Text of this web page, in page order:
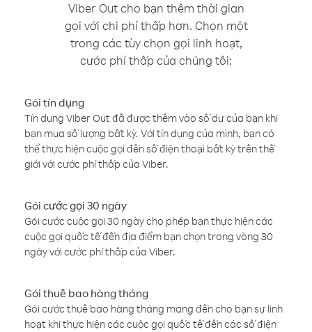
Viber Out cho bạn thêm thời gian
gọi với chi phí thấp hơn. Chọn một
trong các tùy chọn gọi linh hoạt,
cước phí thấp của chúng tôi:
Gói tín dụng
Tín dụng Viber Out đã được thêm vào số dư của bạn khi
bạn mua số lượng bất kỳ. Với tín dụng của mình, bạn có
thể thực hiện cuộc gọi đến số điện thoại bất kỳ trên thế
giới với cước phí thấp của Viber.
Gói cước gọi 30 ngày
Gói cước cuộc gọi 30 ngày cho phép bạn thực hiện các
cuộc gọi quốc tế đến địa điểm bạn chọn trong vòng 30
ngày với cước phí thấp của Viber.
Gói thuê bao hàng tháng
Gói cước thuê bao hàng tháng mang đến cho bạn sự linh
hoạt khi thực hiện các cuộc gọi quốc tế đến các số điện